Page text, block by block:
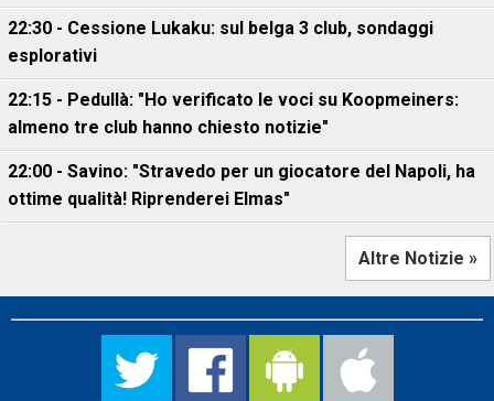
22:30 - Cessione Lukaku: sul belga 3 club, sondaggi
esplorativi
22:15 - Pedullà: "Ho verificato le voci su Koopmeiners:
almeno tre club hanno chiesto notizie"
22:00 - Savino: "Stravedo per un giocatore del Napoli, ha
ottime qualità! Riprenderei Elmas"
Altre Notizie »